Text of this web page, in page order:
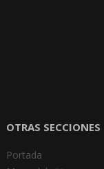
OTRAS SECCIONES
Portada